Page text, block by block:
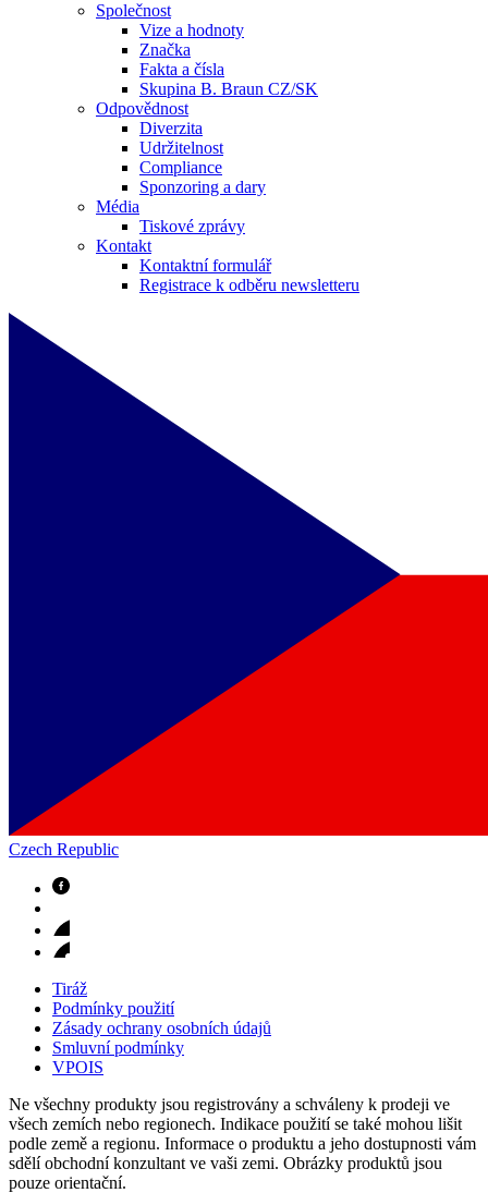
Společnost
Vize a hodnoty
Značka
Fakta a čísla
Skupina B. Braun CZ/SK
Odpovědnost
Diverzita
Udržitelnost
Compliance
Sponzoring a dary
Média
Tiskové zprávy
Kontakt
Kontaktní formulář
Registrace k odběru newsletteru
Czech Republic
Tiráž
Podmínky použití
Zásady ochrany osobních údajů
Smluvní podmínky
VPOIS
Ne všechny produkty jsou registrovány a schváleny k prodeji ve
všech zemích nebo regionech. Indikace použití se také mohou lišit
podle země a regionu. Informace o produktu a jeho dostupnosti vám
sdělí obchodní konzultant ve vaši zemi. Obrázky produktů jsou
pouze orientační.